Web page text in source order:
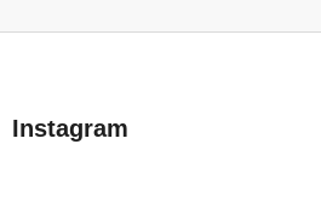
Instagram